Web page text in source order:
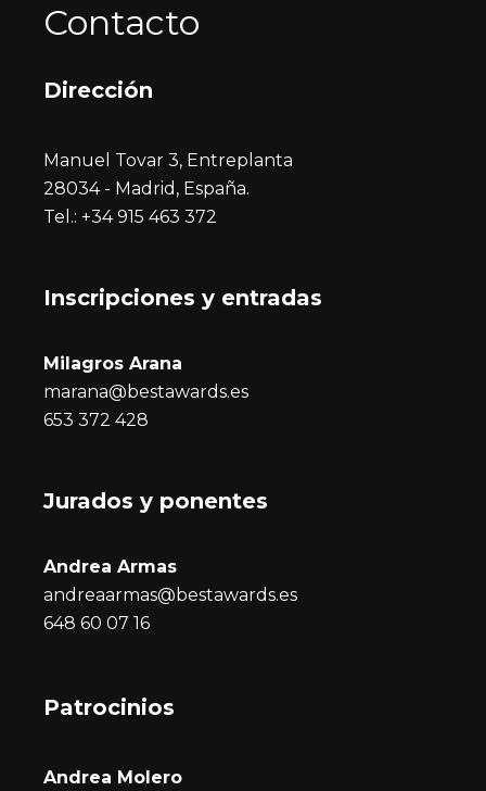
Contacto
Dirección
Manuel Tovar 3, Entreplanta
28034 - Madrid, España.
Tel.: +34 915 463 372
Inscripciones y entradas
Milagros Arana
marana@bestawards.es
653 372 428
Jurados y ponentes
Andrea Armas
andreaarmas@bestawards.es
648 60 07 16
Patrocinios
Andrea Molero